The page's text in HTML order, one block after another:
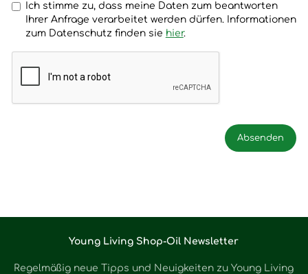
Ich stimme zu, dass meine Daten zum beantworten
Ihrer Anfrage verarbeitet werden dürfen. Informationen
zum Datenschutz finden sie hier.
Young Living Shop-Oil Newsletter
Regelmäßig neue Tipps und Neuigkeiten zu Young Living